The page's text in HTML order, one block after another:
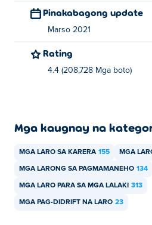
Pinakabagong update
Marso 2021
Rating
4.4 (208,728 Mga boto)
Mga kaugnay na
MGA LARO SA KARERA 155 MGA
MGA LARONG SA PAGMAMANEHO 134
MGA LARO PARA SA MGA LALAKI 313
MGA PAG-DIDRIFT NA LARO 23